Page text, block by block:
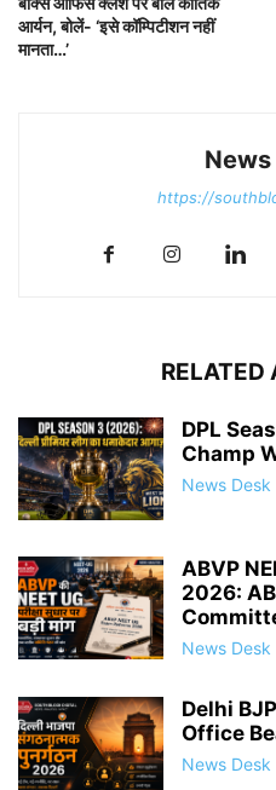
आर्यन, बोलें- ‘इसे कॉम्पिटीशन नहीं
मानता…’
https://
RELATED
DPL
Champ
News Desk
ABVP
2026:
News Desk
Delhi
Office
News Desk